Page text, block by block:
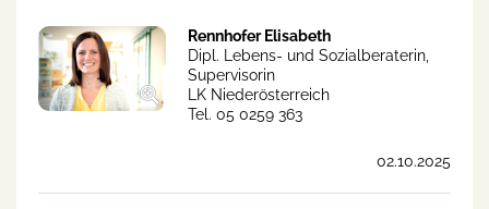
Rennhofer Elisabeth
Dipl. Lebens- und Sozialberaterin,
Supervisorin
LK Niederösterreich
Tel. 05 0259 363
02.10.2025